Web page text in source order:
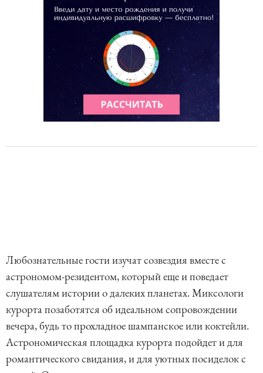
Любознательные гости изучат созвездия вместе с
астрономом-резидентом, который еще и поведает
слушателям истории о далеких планетах. Миксологи
курорта позаботятся об идеальном сопровождении
вечера, будь то прохладное шампанское или коктейли.
Астрономическая площадка курорта подойдет и для
романтического свидания, и для уютных посиделок с